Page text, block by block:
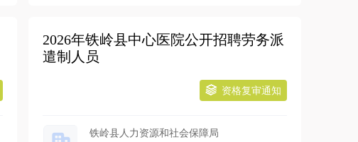
2026年铁岭县中心医院公开招聘劳务派
遣制人员
资格复审通知
铁岭县人力资源和社会保障局